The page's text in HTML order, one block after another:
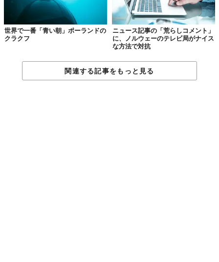
TABI LABO
この世界は、もっと広いはずだ。
世界で一番「青い朝」ポーランドの
クラクフ
ニュース記事の「荒らしコメント」
に、ノルウェーのテレビ局がナイス
な方法で対抗
関連する記事をもっと見る